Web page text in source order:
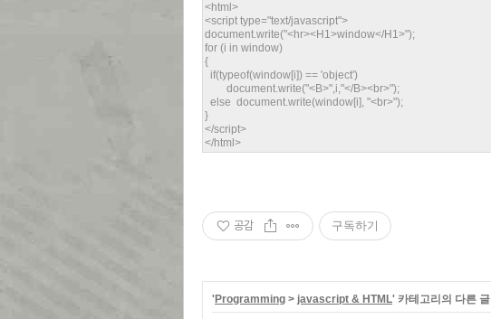
<html>
<script type="text/javascript">
document.write("<hr><H1>window</H1>");
for (i in window)
{
if(typeof(window[i]) == 'object')
document.write("<B>",i,"</B><br>");
else document.write(window[i], "<br>");
}
</script>
</html>
공감 구독하기
'Programming > javascript & HTML' 카테고리의 다른 글